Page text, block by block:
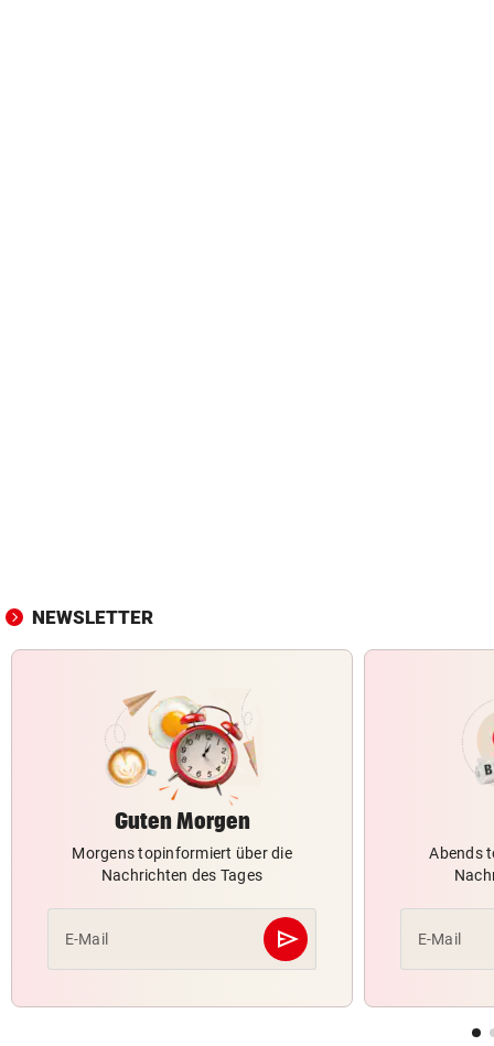
NEWSLETTER
Guten Morgen
Morgens topinformiert über die
Nachrichten des Tages
E-Mail send
Abschicken
Abends
E-Mail